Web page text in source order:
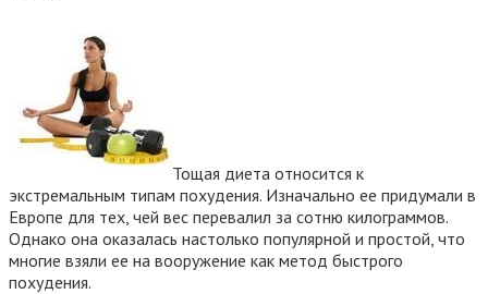
Тощая диета относится к
экстремальным типам похудения. Изначально ее придумали в
Европе для тех, чей вес перевалил за сотню килограммов.
Однако она оказалась настолько популярной и простой, что
многие взяли ее на вооружение как метод быстрого
похудения.